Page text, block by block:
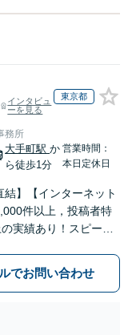
インタビュ
ーを見る
東京都
務所
大手町駅か
ら徒歩1分
営業時間：
本日定休日
結】【インターネット
件以上，投稿者特
実績あり！スピーデ
渉・慰謝料の増額なら
借金・債務整理】状況
でお問い合わせ